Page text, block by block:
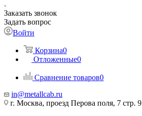
Заказать звонок
Задать вопрос
Войти
Корзина0
Отложенные0
Сравнение товаров0
in@metallcab.ru
г. Москва, проезд Перова поля, 7 стр. 9